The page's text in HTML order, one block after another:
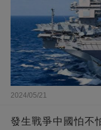
2024/05/21
發生戰爭中國怕不